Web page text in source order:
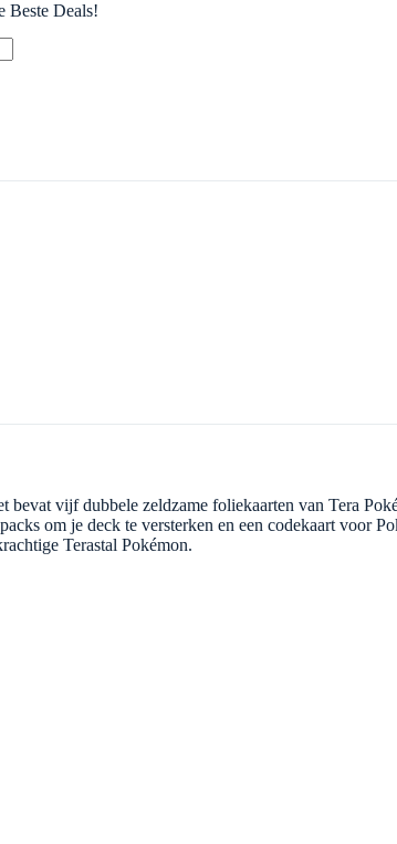
Beste Deals!
bevat vijf dubbele zeldzame foliekaarten van Tera
om je deck te versterken en een codekaart voor
Terastal Pokémon.